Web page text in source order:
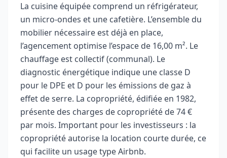
La cuisine équipée comprend un réfrigérateur,
un micro-ondes et une cafetière. L’ensemble du
mobilier nécessaire est déjà en place,
l’agencement optimise l’espace de 16,00 m². Le
chauffage est collectif (communal). Le
diagnostic énergétique indique une classe D
pour le DPE et D pour les émissions de gaz à
effet de serre. La copropriété, édifiée en 1982,
présente des charges de copropriété de 74 €
par mois. Important pour les investisseurs : la
copropriété autorise la location courte durée, ce
qui facilite un usage type Airbnb.